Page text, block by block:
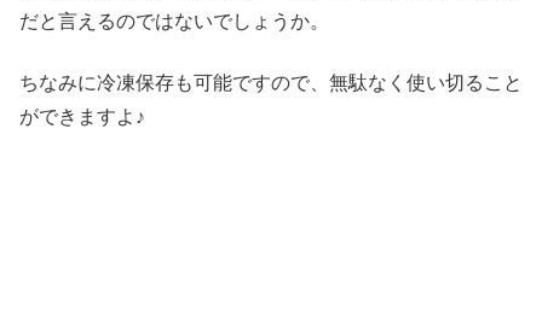
だと言えるのではないでしょうか。
ちなみに冷凍保存も可能ですので、無駄なく使い切ること
ができますよ♪